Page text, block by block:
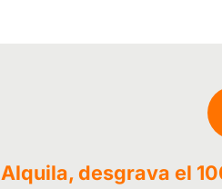
Alquila, desgrava el